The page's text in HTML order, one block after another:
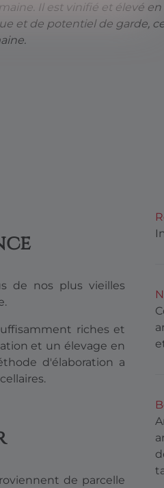
Il est vinifié et élevé
et de potentiel de garde,
de nos plus vieilles
riches et
et un élevage en
d'élaboration a
de parcelle